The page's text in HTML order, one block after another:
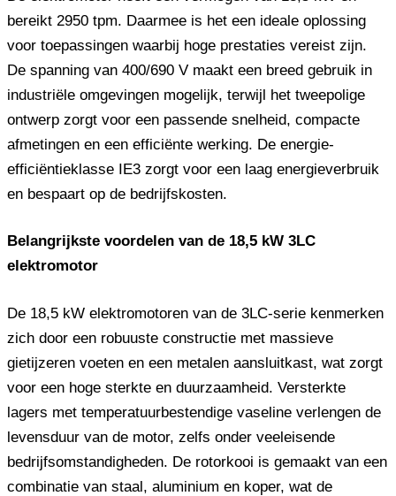
bereikt 2950 tpm. Daarmee is het een ideale oplossing
voor toepassingen waarbij hoge prestaties vereist zijn.
De spanning van 400/690 V maakt een breed gebruik in
industriële omgevingen mogelijk, terwijl het tweepolige
ontwerp zorgt voor een passende snelheid, compacte
afmetingen en een efficiënte werking. De energie-
efficiëntieklasse IE3 zorgt voor een laag energieverbruik
en bespaart op de bedrijfskosten.
Belangrijkste voordelen van de 18,5 kW 3LC
elektromotor
De 18,5 kW elektromotoren van de 3LC-serie kenmerken
zich door een robuuste constructie met massieve
gietijzeren voeten en een metalen aansluitkast, wat zorgt
voor een hoge sterkte en duurzaamheid. Versterkte
lagers met temperatuurbestendige vaseline verlengen de
levensduur van de motor, zelfs onder veeleisende
bedrijfsomstandigheden. De rotorkooi is gemaakt van een
combinatie van staal, aluminium en koper, wat de